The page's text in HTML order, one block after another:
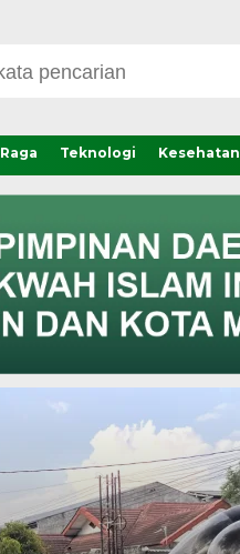
Teknologi Kesehatan